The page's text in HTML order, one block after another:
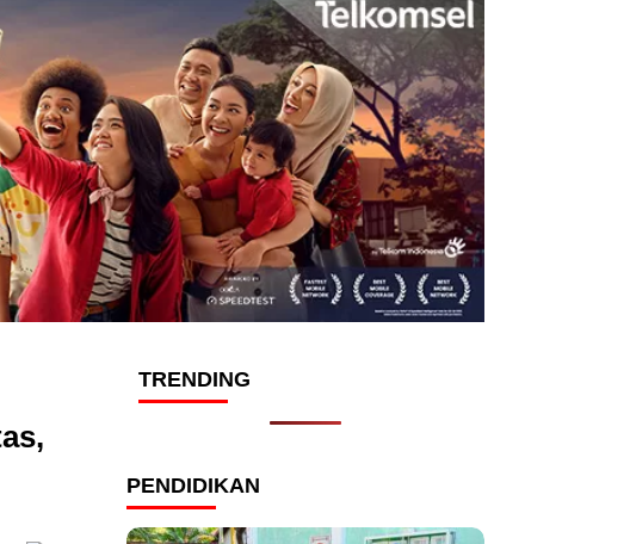
TRENDING
PENDIDIKAN